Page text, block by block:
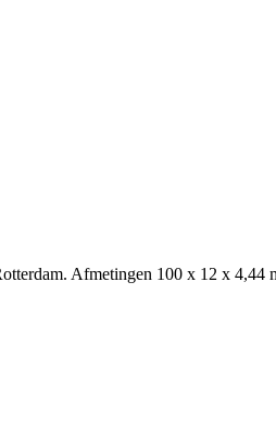
Afmetingen 100 x 12 x 4,44